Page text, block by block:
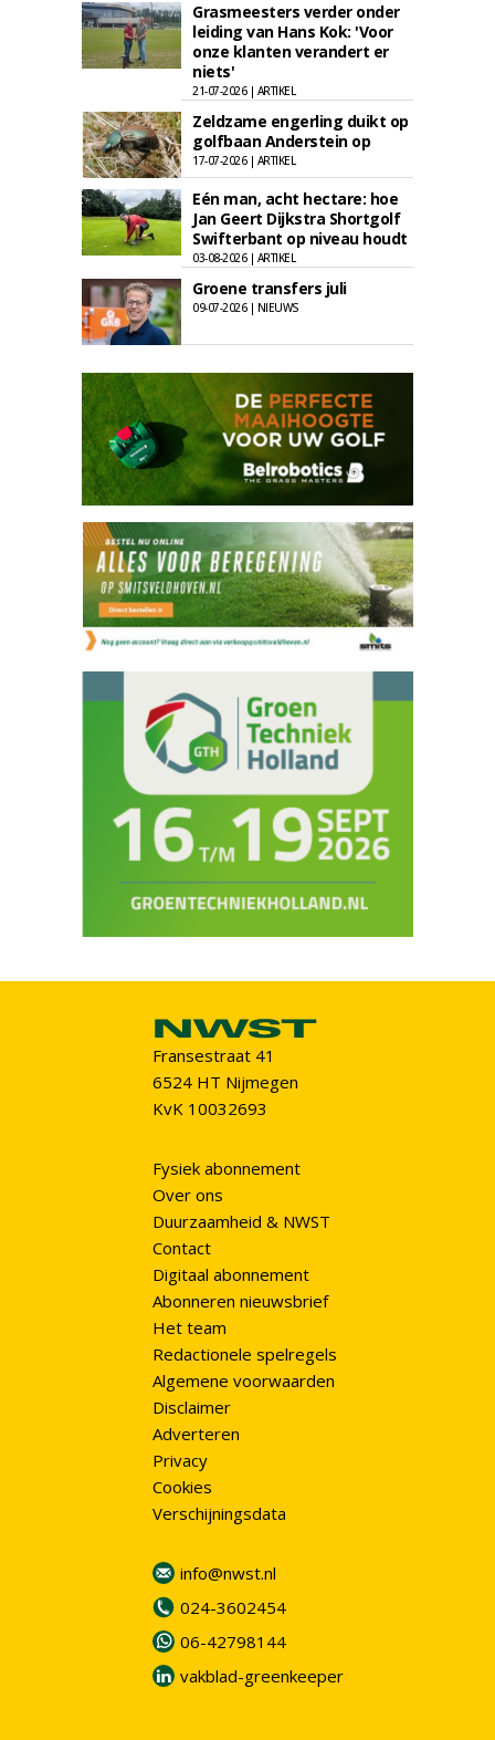
Grasmeesters verder onder
leiding van Hans Kok: 'Voor
onze klanten verandert er
niets'
21-07-2026 | ARTIKEL
Zeldzame engerling duikt op
golfbaan Anderstein op
17-07-2026 | ARTIKEL
Eén man, acht hectare: hoe
Jan Geert Dijkstra Shortgolf
Swifterbant op niveau houdt
03-08-2026 | ARTIKEL
Groene transfers juli
09-07-2026 | NIEUWS
Fransestraat 41
6524 HT Nijmegen
KvK 10032693
Fysiek abonnement
Over ons
Duurzaamheid & NWST
Contact
Digitaal abonnement
Abonneren nieuwsbrief
Het team
Redactionele spelregels
Algemene voorwaarden
Disclaimer
Adverteren
Privacy
Cookies
Verschijningsdata
info@nwst.nl
024-3602454
06-42798144
vakblad-greenkeeper